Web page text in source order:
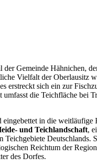
der Gemeinde Hähnichen,
Vielfalt der Oberlausitz
erstreckt sich ein zur
umfasst die Teichfläche bei
eingebettet in die weitläufige
und Teichlandschaft,
Teichgebiete Deutschlands.
Reichtum der
des Dorfes.